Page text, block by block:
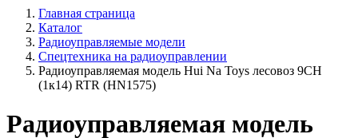
Главная страница
Каталог
Радиоуправляемые модели
Спецтехника на радиоуправлении
Радиоуправляемая модель Hui Na Toys лесовоз 9CH
(1к14) RTR (HN1575)
Радиоуправляемая модель